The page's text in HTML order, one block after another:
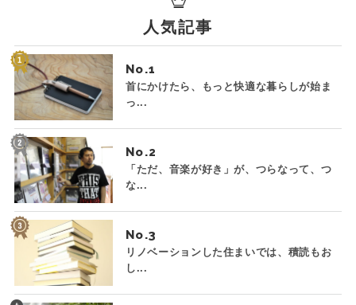
人気記事
No.
首にかけたら、もっと快適な暮らしが始ま
っ...
No.
「ただ、音楽が好き」が、つらなって、つ
な...
No.
リノベーションした住まいでは、積読もお
し...